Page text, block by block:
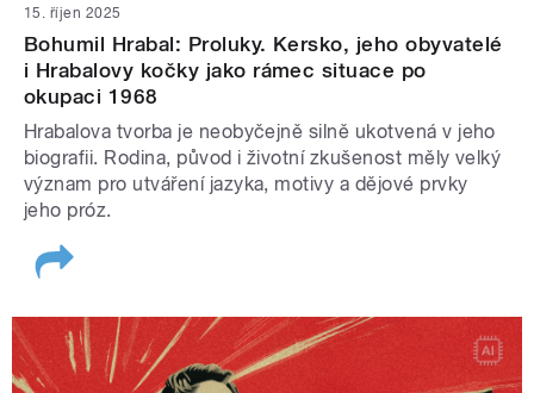
15. říjen 2025
Bohumil Hrabal: Proluky. Kersko, jeho obyvatelé
i Hrabalovy kočky jako rámec situace po
okupaci 1968
Hrabalova tvorba je neobyčejně silně ukotvená v jeho
biografii. Rodina, původ i životní zkušenost měly velký
význam pro utváření jazyka, motivy a dějové prvky
jeho próz.